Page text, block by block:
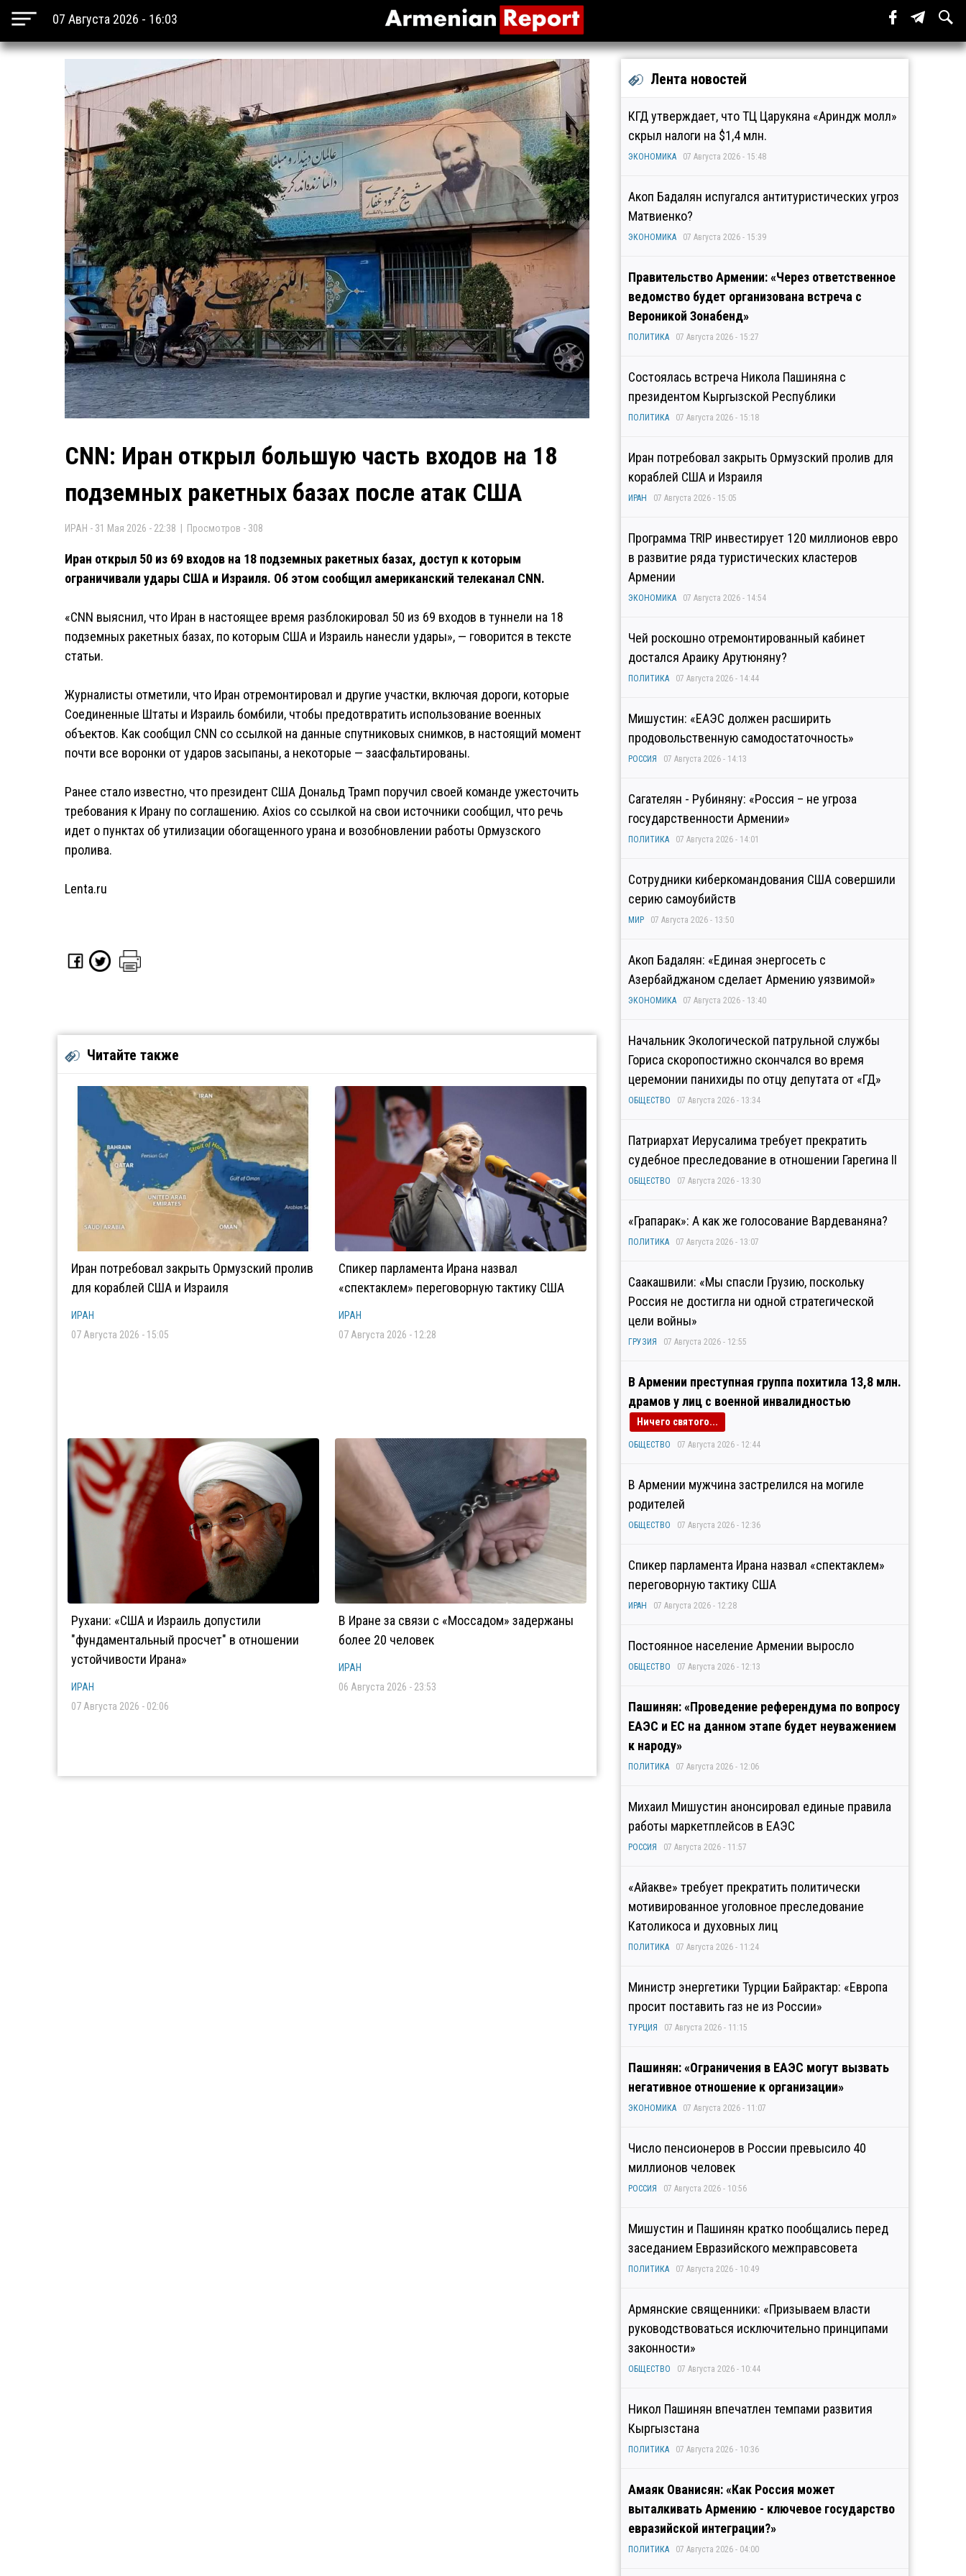
07 Августа 2026 - 16:03
CNN: Иран открыл большую часть входов на 18
подземных ракетных базах после атак США
ИРАН - 31 Мая 2026 - 22:38 | Просмотров - 308
Иран открыл 50 из 69 входов на 18 подземных ракетных базах, доступ к которым
ограничивали удары США и Израиля. Об этом сообщил американский телеканал CNN.
«CNN выяснил, что Иран в настоящее время разблокировал 50 из 69 входов в туннели на 18
подземных ракетных базах, по которым США и Израиль нанесли удары», — говорится в тексте
статьи.
Журналисты отметили, что Иран отремонтировал и другие участки, включая дороги, которые
Соединенные Штаты и Израиль бомбили, чтобы предотвратить использование военных
объектов. Как сообщил CNN со ссылкой на данные спутниковых снимков, в настоящий момент
почти все воронки от ударов засыпаны, а некоторые — заасфальтированы.
Ранее стало известно, что президент США Дональд Трамп поручил своей команде ужесточить
требования к Ирану по соглашению. Axios со ссылкой на свои источники сообщил, что речь
идет о пунктах об утилизации обогащенного урана и возобновлении работы Ормузского
пролива.
Lenta.ru
Читайте также
Иран потребовал закрыть Ормузский пролив
для кораблей США и Израиля
ИРАН
07 Августа 2026 - 15:05
Спикер парламента Ирана назвал
«спектаклем» переговорную тактику США
ИРАН
07 Августа 2026 - 12:28
Рухани: «США и Израиль допустили
"фундаментальный просчет" в отношении
устойчивости Ирана»
ИРАН
07 Августа 2026 - 02:06
В Иране за связи с «Моссадом» задержаны
более 20 человек
ИРАН
06 Августа 2026 - 23:53
Лента новостей
КГД утверждает, что ТЦ Царукяна «Ариндж молл»
скрыл налоги на $1,4 млн.
ЭКОНОМИКА 07 Августа 2026 - 15:48
Акоп Бадалян испугался антитуристических угроз
Матвиенко?
ЭКОНОМИКА 07 Августа 2026 - 15:39
Правительство Армении: «Через ответственное
ведомство будет организована встреча с
Вероникой Зонабенд»
ПОЛИТИКА 07 Августа 2026 - 15:27
Состоялась встреча Никола Пашиняна с
президентом Кыргызской Республики
ПОЛИТИКА 07 Августа 2026 - 15:18
Иран потребовал закрыть Ормузский пролив для
кораблей США и Израиля
ИРАН 07 Августа 2026 - 15:05
Программа TRIP инвестирует 120 миллионов евро
в развитие ряда туристических кластеров
Армении
ЭКОНОМИКА 07 Августа 2026 - 14:54
Чей роскошно отремонтированный кабинет
достался Араику Арутюняну?
ПОЛИТИКА 07 Августа 2026 - 14:44
Мишустин: «ЕАЭС должен расширить
продовольственную самодостаточность»
РОССИЯ 07 Августа 2026 - 14:13
Сагателян - Рубиняну: «Россия – не угроза
государственности Армении»
ПОЛИТИКА 07 Августа 2026 - 14:01
Сотрудники киберкомандования США совершили
серию самоубийств
МИР 07 Августа 2026 - 13:50
Акоп Бадалян: «Единая энергосеть с
Азербайджаном сделает Армению уязвимой»
ЭКОНОМИКА 07 Августа 2026 - 13:40
Начальник Экологической патрульной службы
Гориса скоропостижно скончался во время
церемонии панихиды по отцу депутата от «ГД»
ОБЩЕСТВО 07 Августа 2026 - 13:34
Патриархат Иерусалима требует прекратить
судебное преследование в отношении Гарегина II
ОБЩЕСТВО 07 Августа 2026 - 13:30
«Грапарак»: А как же голосование Вардеваняна?
ПОЛИТИКА 07 Августа 2026 - 13:07
Саакашвили: «Мы спасли Грузию, поскольку
Россия не достигла ни одной стратегической
цели войны»
ГРУЗИЯ 07 Августа 2026 - 12:55
В Армении преступная группа похитила 13,8 млн.
драмов у лиц с военной инвалидностью
Ничего святого...
ОБЩЕСТВО 07 Августа 2026 - 12:44
В Армении мужчина застрелился на могиле
родителей
ОБЩЕСТВО 07 Августа 2026 - 12:36
Спикер парламента Ирана назвал «спектаклем»
переговорную тактику США
ИРАН 07 Августа 2026 - 12:28
Постоянное население Армении выросло
ОБЩЕСТВО 07 Августа 2026 - 12:13
Пашинян: «Проведение референдума по вопросу
ЕАЭС и ЕС на данном этапе будет неуважением
к народу»
ПОЛИТИКА 07 Августа 2026 - 12:06
Михаил Мишустин анонсировал единые правила
работы маркетплейсов в ЕАЭС
РОССИЯ 07 Августа 2026 - 11:57
«Айакве» требует прекратить политически
мотивированное уголовное преследование
Католикоса и духовных лиц
ПОЛИТИКА 07 Августа 2026 - 11:24
Министр энергетики Турции Байрактар: «Европа
просит поставить газ не из России»
ТУРЦИЯ 07 Августа 2026 - 11:15
Пашинян: «Ограничения в ЕАЭС могут вызвать
негативное отношение к организации»
ЭКОНОМИКА 07 Августа 2026 - 11:07
Число пенсионеров в России превысило 40
миллионов человек
РОССИЯ 07 Августа 2026 - 10:56
Мишустин и Пашинян кратко пообщались перед
заседанием Евразийского межправсовета
ПОЛИТИКА 07 Августа 2026 - 10:49
Армянские священники: «Призываем власти
руководствоваться исключительно принципами
законности»
ОБЩЕСТВО 07 Августа 2026 - 10:44
Никол Пашинян впечатлен темпами развития
Кыргызстана
ПОЛИТИКА 07 Августа 2026 - 10:36
Амаяк Ованисян: «Как Россия может
выталкивать Армению - ключевое государство
евразийской интеграции?»
ПОЛИТИКА 07 Августа 2026 - 04:00